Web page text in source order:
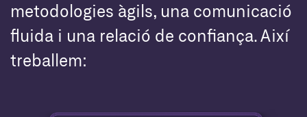
metodologies àgils, una comunicació
fluida i una relació de confiança. Així
treballem: